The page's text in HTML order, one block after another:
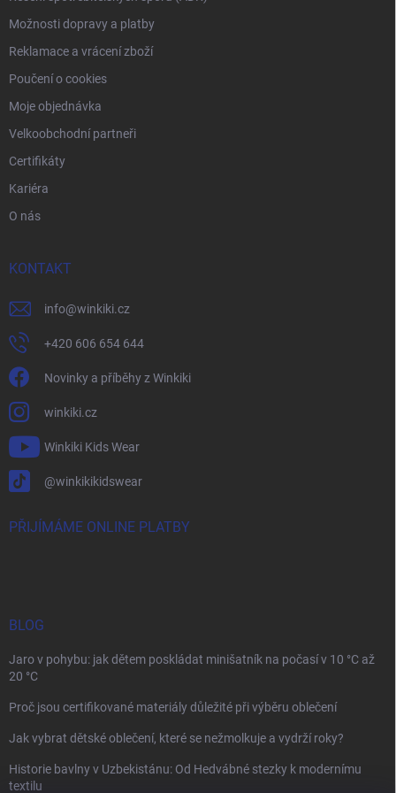
Možnosti dopravy a platby
Reklamace a vrácení zboží
Poučení o cookies
Moje objednávka
Velkoobchodní partneři
Certifikáty
Kariéra
O nás
KONTAKT
info@winkiki.cz
+420 606 654 644
Novinky a příběhy z Winkiki
winkiki.cz
Winkiki Kids Wear
@winkikikidswear
PŘIJÍMÁME ONLINE PLATBY
BLOG
Jaro v pohybu: jak dětem poskládat minišatník na počasí v 10 °C až
20 °C
Proč jsou certifikované materiály důležité při výběru oblečení
Jak vybrat dětské oblečení, které se nežmolkuje a vydrží roky?
Historie bavlny v Uzbekistánu: Od Hedvábné stezky k modernímu
textilu